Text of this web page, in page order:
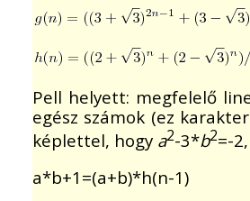
Pell helyett: megfelelő
egész számok (ez
képlettel, hogy a2-3*b2=-
a*b+1=(a+b)*h(n-1)